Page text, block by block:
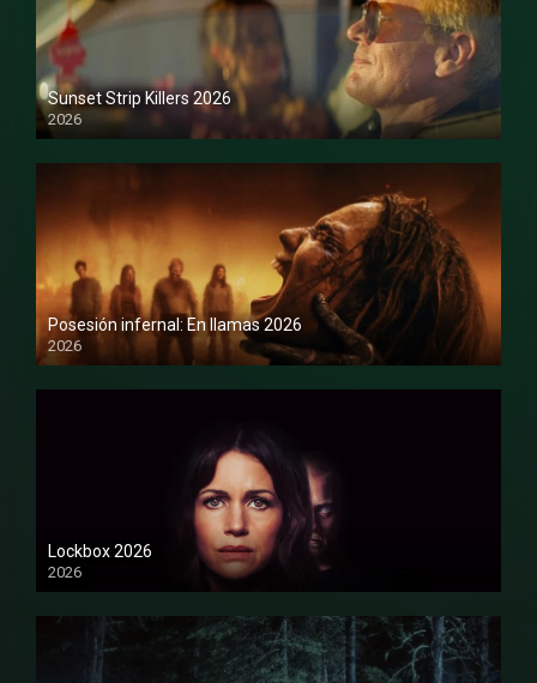
Sunset Strip Killers 2026
2026
1080P
Posesión infernal: En llamas 2026
2026
1080P
Lockbox 2026
2026
1080P